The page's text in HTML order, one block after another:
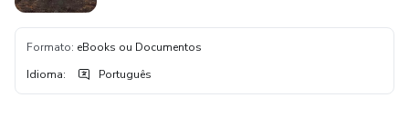
Formato: eBooks ou Documentos
Idioma: Português